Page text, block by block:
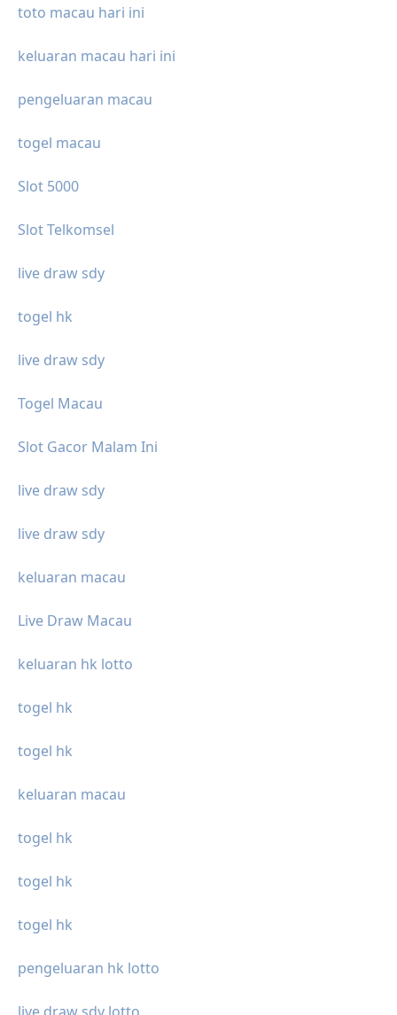
toto macau hari ini
keluaran macau hari ini
pengeluaran macau
togel macau
Slot 5000
Slot Telkomsel
live draw sdy
togel hk
live draw sdy
Togel Macau
Slot Gacor Malam Ini
live draw sdy
live draw sdy
keluaran macau
Live Draw Macau
keluaran hk lotto
togel hk
togel hk
keluaran macau
togel hk
togel hk
togel hk
pengeluaran hk lotto